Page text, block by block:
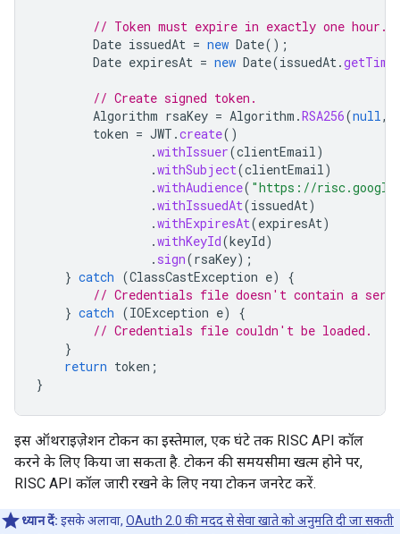
// Token must expire in exactly one hour.
Date issuedAt = new Date();
Date expiresAt = new Date(issuedAt.getTime
// Create signed token.
Algorithm rsaKey = Algorithm .RSA256(null,
token = JWT .create()
.withIssuer(clientEmail)
.withSubject(clientEmail)
.withAudience( "https://
.withIssuedAt(issuedAt)
.withExpiresAt(expiresAt)
.withKeyId(keyId)
. sign(rsaKey);
} catch (ClassCastException e)
{
// Credentials file doesn't contain a
} catch (IOException e)
{
// Credentials file couldn't be loaded.
}
return token ;
}
इस ऑथराइज़ेशन टोकन का इस्तेमाल, एक घंटे तक RISC API कॉल
करने के लिए किया जा सकता है. टोकन की समयसीमा खत्म होने पर,
RISC API कॉल जारी रखने के लिए नया टोकन जनरेट करें.
ध्यान दें: इसके अलावा, OAuth 2.0 की मदद से सेवा खाते को अनुमति दी जा सकती